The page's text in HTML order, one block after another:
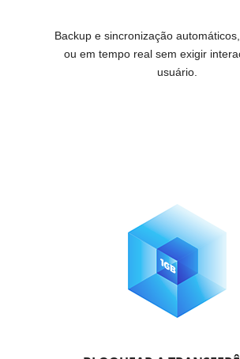
Backup e sincronização
ou em tempo real sem exigir
usuário.